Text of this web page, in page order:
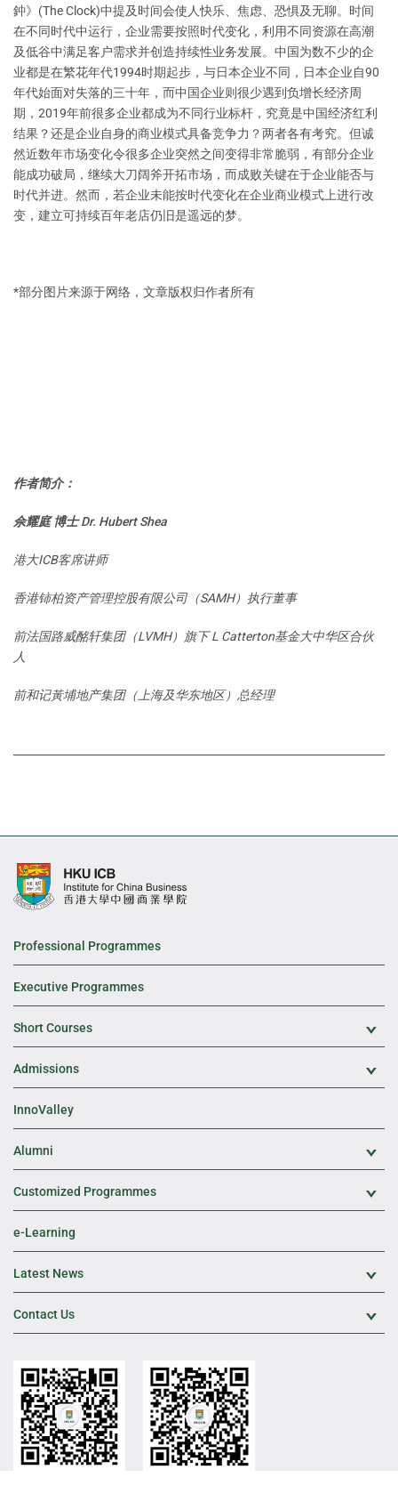
鈡》(The Clock)中提及时间会使人快乐、焦虑、恐惧及无聊。时间
在不同时代中运行，企业需要按照时代变化，利用不同资源在高潮
及低谷中满足客户需求并创造持续性业务发展。中国为数不少的企
业都是在繁花年代1994时期起步，与日本企业不同，日本企业自90
年代始面对失落的三十年，而中国企业则很少遇到负增长经济周
期，2019年前很多企业都成为不同行业标杆，究竟是中国经济红利
结果？还是企业自身的商业模式具备竞争力？两者各有考究。但诚
然近数年市场变化令很多企业突然之间变得非常脆弱，有部分企业
能成功破局，继续大刀阔斧开拓市场，而成败关键在于企业能否与
时代并进。然而，若企业未能按时代变化在企业商业模式上进行改
变，建立可持续百年老店仍旧是遥远的梦。
*部分图片来源于网络，文章版权归作者所有
作者简介：
佘耀庭 博士 Dr. Hubert Shea
港大ICB客席讲师
香港铈柏资产管理控股有限公司（SAMH）执行董事
前法国路威酩轩集团（LVMH）旗下 L Catterton基金大中华区合伙
人
前和记黃埔地产集团（上海及华东地区）总经理
Professional Programmes
Executive Programmes
Short Courses
Admissions
InnoValley
Alumni
Customized Programmes
e-Learning
Latest News
Contact Us